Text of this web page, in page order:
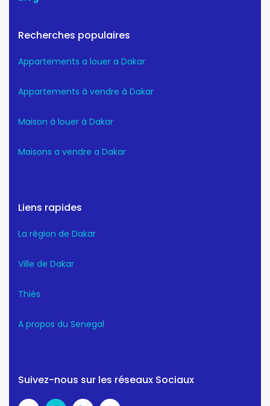
Recherches populaires
Appartements a louer a Dakar
Appartements à vendre à Dakar
Maison à louer à Dakar
Maisons a vendre a Dakar
Liens rapides
La région de Dakar
Ville de Dakar
Thiès
A propos du Senegal
Suivez-nous sur les réseaux Sociaux